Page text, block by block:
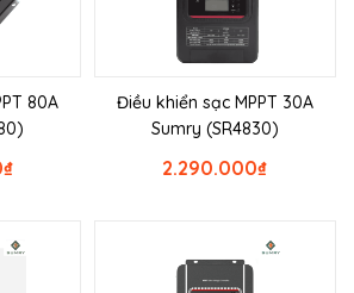
80A
₫
Điều khiển sạc MPPT 30A
Sumry (SR4830)
₫
2.290.000